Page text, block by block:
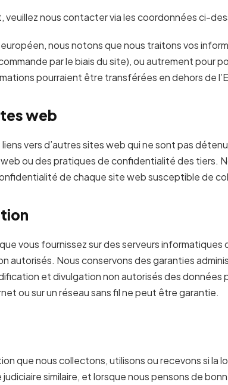
veuillez nous contacter via les coordonnées ci-
nous notons que nous traitons vos
par le biais du site), ou autrement pour
pourraient être transférées en dehors de
web
vers d’autres sites web qui ne sont pas
ou des pratiques de confidentialité des
de chaque site web susceptible de
vous fournissez sur des serveurs
autorisés. Nous conservons des garanties
et divulgation non autorisés des
ou sur un réseau sans fil ne peut être garantie.
que nous collectons, utilisons ou recevons si la
similaire, et lorsque nous pensons de